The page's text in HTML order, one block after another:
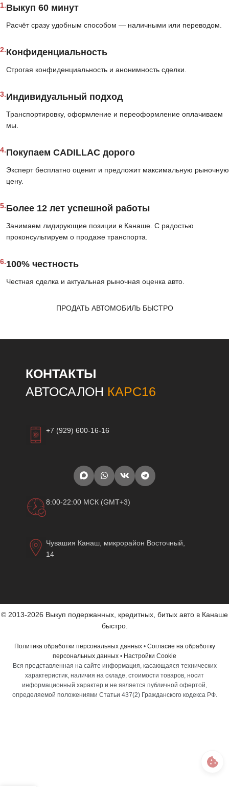
1.Выкуп 60 минут
Расчёт сразу удобным способом — наличными или переводом.
2.Конфиденциальность
Строгая конфиденциальность и анонимность сделки.
3.Индивидуальный подход
Транспортировку, оформление и переоформление оплачиваем
мы.
4.Покупаем CADILLAC дорого
Эксперт бесплатно оценит и предложит максимальную рыночную
цену.
5.Более 12 лет успешной работы
Занимаем лидирующие позиции в Канаше. С радостью
проконсультируем о продаже транспорта.
6.100% честность
Честная сделка и актуальная рыночная оценка авто.
ПРОДАТЬ АВТОМОБИЛЬ БЫСТРО
КОНТАКТЫ
АВТОСАЛОН КАРС16
+7 (929) 600-16-16
8:00-22:00 МСК (GMT+3)
Чувашия Канаш, микрорайон Восточный,
14
© 2013-2026 Выкуп подержанных, кредитных, битых авто в Канаше
быстро.
Политика обработки персональных данных• Согласие на обработку
персональных данных • Настройки Cookie
Вся представленная на сайте информация, касающаяся технических
характеристик, наличия на складе, стоимости товаров, носит
информационный характер и не является публичной офертой,
определяемой положениями Статьи 437(2) Гражданского кодекса РФ.